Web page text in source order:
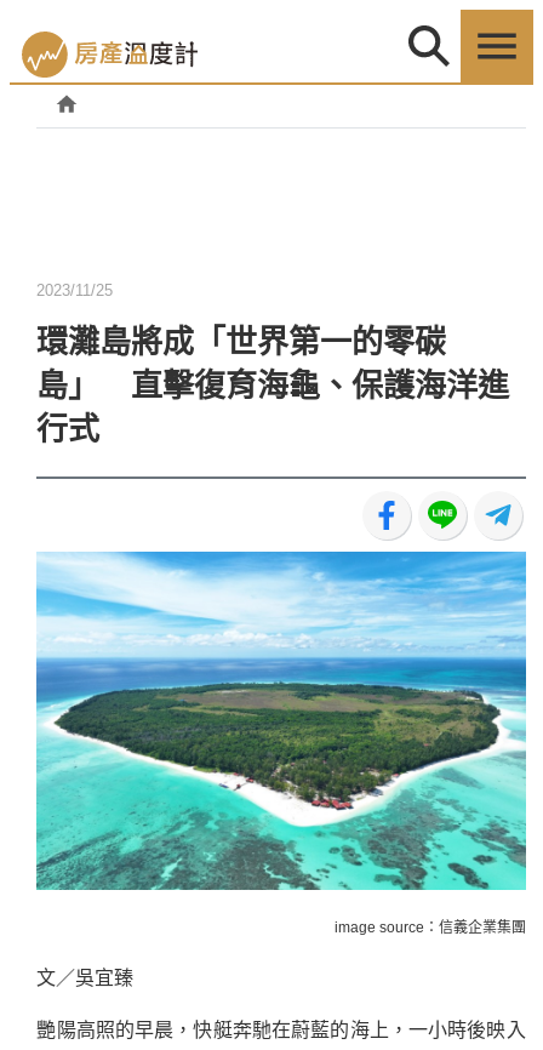
2023/11/25
環灘島將成「世界第一的零碳
島」 直擊復育海龜、保護海洋進
行式
image source：信義企業集團
文／吳宜臻
艷陽高照的早晨，快艇奔馳在蔚藍的海上，一小時後映入